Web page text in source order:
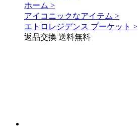
ホーム >
アイコニックなアイテム >
エトロレジデンス プーケット >
返品交換 送料無料